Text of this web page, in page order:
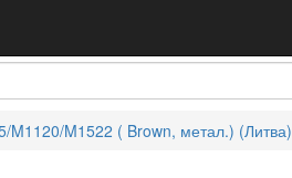
M1120/M1522 ( Brown, метал.) (Литва)